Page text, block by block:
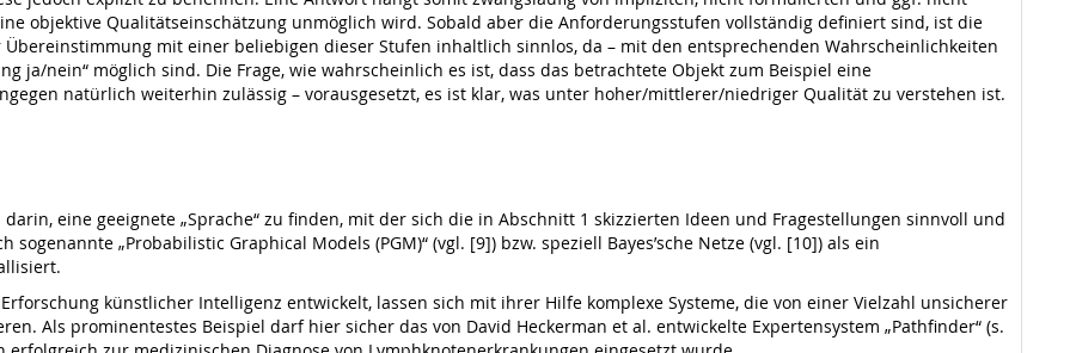
objektive Qualitätseinschätzung unmöglich wird. Sobald aber die Anforderungsstufen vollständig definiert sind, ist die
Übereinstimmung mit einer beliebigen dieser Stufen inhaltlich sinnlos, da – mit den entsprechenden Wahrscheinlichkeiten
ja/nein“ möglich sind. Die Frage, wie wahrscheinlich es ist, dass das betrachtete Objekt zum Beispiel eine
natürlich weiterhin zulässig – vorausgesetzt, es ist klar, was unter hoher/mittlerer/niedriger Qualität zu verstehen ist.
eine geeignete „Sprache“ zu finden, mit der sich die in Abschnitt 1 skizzierten Ideen und Fragestellungen sinnvoll und
„Probabilistic Graphical Models (PGM)“ (vgl. [9]) bzw. speziell Bayes’sche Netze (vgl. [10]) als ein
künstlicher Intelligenz entwickelt, lassen sich mit ihrer Hilfe komplexe Systeme, die von einer Vielzahl unsicherer
Als prominentestes Beispiel darf hier sicher das von David Heckerman et al. entwickelte Expertensystem „Pathfinder“ (s.